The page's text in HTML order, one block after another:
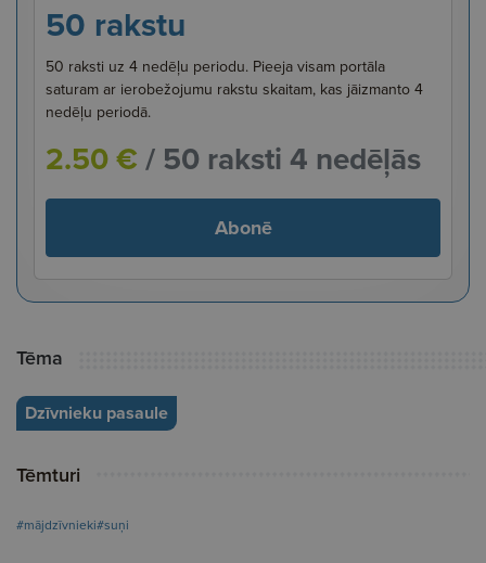
50 rakstu
50 raksti uz 4 nedēļu periodu. Pieeja visam portāla
saturam ar ierobežojumu rakstu skaitam, kas jāizmanto 4
nedēļu periodā.
2.50 € / 50 raksti 4 nedēļās
Abonē
Tēma
Dzīvnieku pasaule
Tēmturi
#mājdzīvnieki#suņi